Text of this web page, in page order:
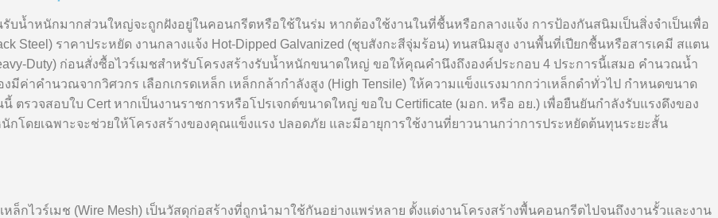
บน้ำหนักมากส่วนใหญ่จะถูกฝังอยู่ในคอนกรีตหรือใช้ในร่ม หากต้องใช้งานในที่ชื้นหรือกลางแจ้ง การป้องกันสนิมเป็นสิ่งจำเป็นเพื่อ
Steel) ราคาประหยัด งานกลางแจ้ง Hot-Dipped Galvanized (ชุบสังกะสีจุ่มร้อน) ทนสนิมสูง งานพื้นที่เปียกชื้นหรือสารเคมี สแตน
Duty) ก่อนสั่งซื้อไวร์เมชสำหรับโครงสร้างรับน้ำหนักขนาดใหญ่ ขอให้คุณคำนึงถึงองค์ประกอบ 4 ประการนี้เสมอ คำนวณน้ำ
าคำนวณจากวิศวกร เลือกเกรดเหล็ก เหล็กกล้ากำลังสูง (High Tensile) ให้ความแข็งแรงมากกว่าเหล็กดำทั่วไป กำหนดขนาด
ตรวจสอบใบ Cert หากเป็นงานราชการหรือโปรเจกต์ขนาดใหญ่ ขอใบ Certificate (มอก. หรือ อย.) เพื่อยืนยันกำลังรับแรงดึงของ
โดยเฉพาะจะช่วยให้โครงสร้างของคุณแข็งแรง ปลอดภัย และมีอายุการใช้งานที่ยาวนานกว่าการประหยัดต้นทุนระยะสั้น
กไวร์เมช (Wire Mesh) เป็นวัสดุก่อสร้างที่ถูกนำมาใช้กันอย่างแพร่หลาย ตั้งแต่งานโครงสร้างพื้นคอนกรีตไปจนถึงงานรั้วและงาน